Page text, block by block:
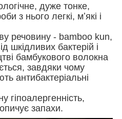
дуже тонке,
з нього легкі, мʼякі і
речовину - bamboo kun,
шкідливих бактерій і
бамбукового волокна
завдяки чому
антибактеріальні
гіпоалергенність,
запахи.